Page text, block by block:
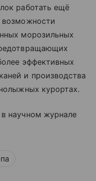
работать ещё
возможности
морозильных
эффективных
и производства
курортах.
в научном журнале